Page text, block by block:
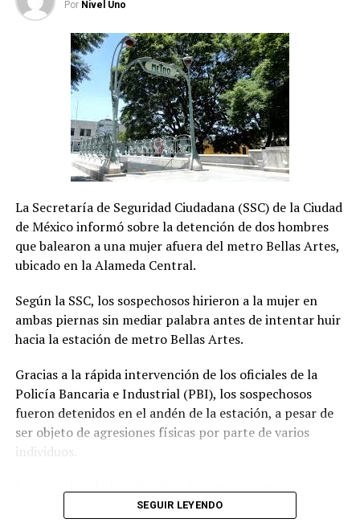
(MC), fue ultimada a tiros por varios individuos
encapuchados en Jacona, Michoacán.
Por Nivel Uno
La Secretaría de Seguridad Ciudadana (SSC) de la Ciudad
de México informó sobre la detención de dos hombres
que balearon a una mujer afuera del metro Bellas Artes,
ubicado en la Alameda Central.
Según la SSC, los sospechosos hirieron a la mujer en
ambas piernas sin mediar palabra antes de intentar huir
hacia la estación de metro Bellas Artes.
Gracias a la rápida intervención de los oficiales de la
Policía Bancaria e Industrial (PBI), los sospechosos
fueron detenidos en el andén de la estación, a pesar de
ser objeto de agresiones físicas por parte de varios
individuos.
zona. Los detenidos, de 30 y 32 años de edad, ahora
SEGUIR LEYENDO